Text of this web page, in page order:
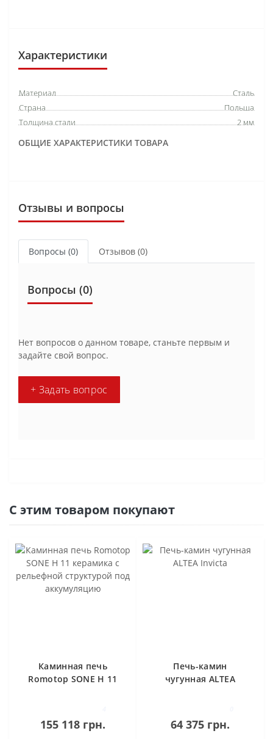
Характеристики
ОБЩИЕ ХАРАКТЕРИСТИКИ ТОВАРА
Материал
Сталь
Страна
Польша
Толщина стали
2 мм
Отзывы и вопросы
Вопросы (0) Отзывов (0)
Вопросы (0)
Нет вопросов о данном товаре, станьте первым и
задайте свой вопрос.
+ Задать вопрос
С этим товаром покупают
Каминная печь
Romotop SONE H 11
аккумуляцию
155 118 грн.
Печь-камин
чугунная ALTEA
64 375 грн.